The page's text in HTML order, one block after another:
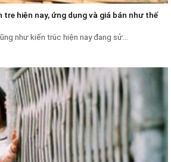
tre hiện nay, ứng dụng và giá bán như thế
như kiến trúc hiện nay đang sử...